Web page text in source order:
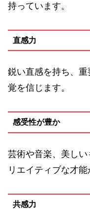
持っています。
直感力
鋭い直感を持ち、
覚を信じます。
感受性が豊か
芸術や音楽、美し
リエイティブな才能
共感力